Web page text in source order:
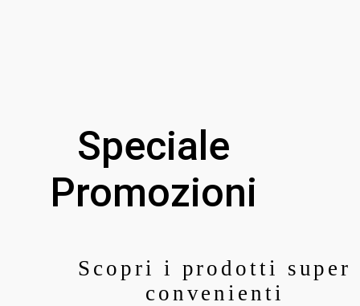
Speciale
Promozioni
Scopri i prodotti super
convenienti